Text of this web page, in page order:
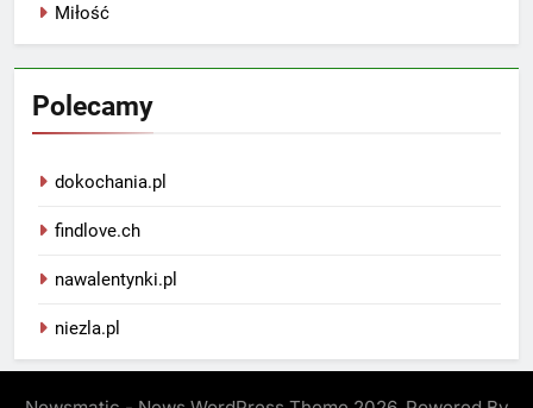
Miłość
Polecamy
dokochania.pl
findlove.ch
nawalentynki.pl
niezla.pl